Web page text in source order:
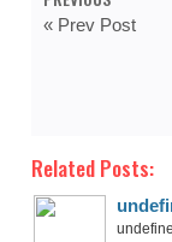
« Prev Post
Related Posts: